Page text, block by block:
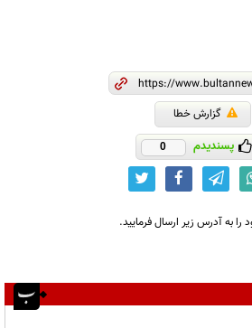
گزارش خطا
پسندیدم 0
به آدرس زیر ارسال فرمایید.